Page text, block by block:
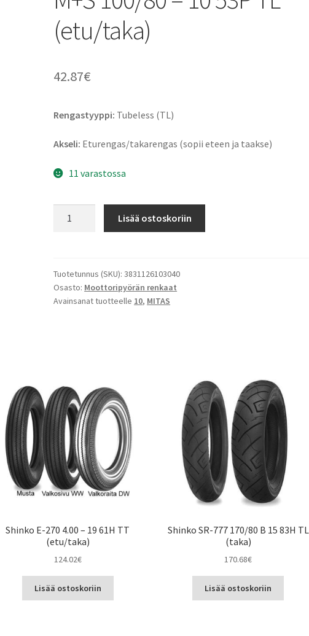
(etu/taka)
42.87€
Rengastyyppi: Tubeless (TL)
Akseli: Eturengas/takarengas (sopii eteen ja taakse)
11 varastossa
M+S
100/80
-
Lisää ostoskoriin
Tuotetunnus (SKU):3831126103040
Osasto: Moottoripyörän renkaat
Avainsanat tuotteelle 10, MITAS
Shinko E-270 4.00 – 19 61H TT
(etu/taka)
124.02€
Lisää ostoskoriin
Shinko SR-777 170/80 B 15 83H TL
(taka)
170.68€
Lisää ostoskoriin